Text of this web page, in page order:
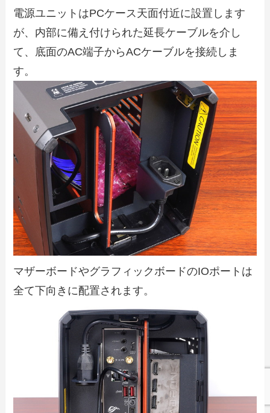
電源ユニットはPCケース天面付近に設置します
が、内部に備え付けられた延長ケーブルを介し
て、底面のAC端子からACケーブルを接続しま
す。
マザーボードやグラフィックボードのIOポートは
全て下向きに配置されます。